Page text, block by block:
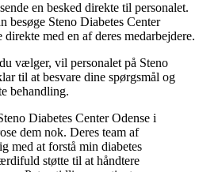
en besked direkte til personalet.
besøge Steno Diabetes Center
med en af deres medarbejdere.
vælger, vil personalet på Steno
til at besvare dine spørgsmål og
behandling.
Diabetes Center Odense i
dem nok. Deres team af
med at forstå min diabetes
støtte til at håndtere